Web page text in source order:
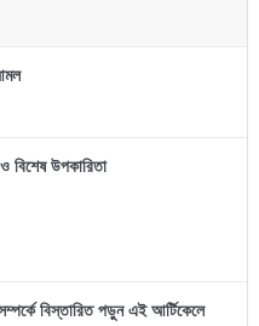
বিশেষ উপকারিতা
বিস্তারিত পড়ুন এই আর্টিকেলে